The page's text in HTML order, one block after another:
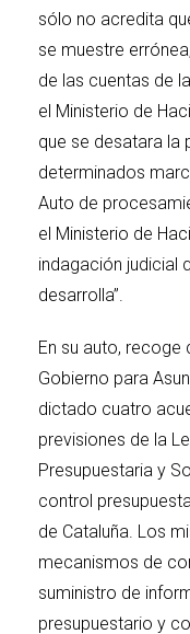
sólo no acredita
se muestre
de las cuentas de
el Ministerio de
que se desatara la
determinados
Auto de
el Ministerio de
indagación judicial
desarrolla”.
En su auto, recoge
Gobierno para
dictado cuatro
previsiones de la
Presupuestaria y
control
de Cataluña. Los
mecanismos de
suministro de
presupuestario y